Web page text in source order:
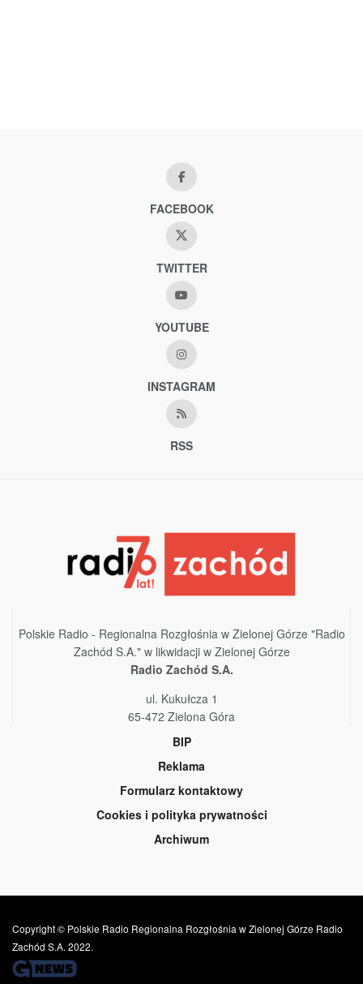
FACEBOOK
TWITTER
YOUTUBE
INSTAGRAM
RSS
Polskie Radio - Regionalna Rozgłośnia w Zielonej Górze "Radio
Zachód S.A." w likwidacji w Zielonej Górze
Radio Zachód S.A.
ul. Kukułcza 1
65-472 Zielona Góra
BIP
Reklama
Formularz kontaktowy
Cookies i polityka prywatności
Archiwum
Copyright © Polskie Radio Regionalna Rozgłośnia w Zielonej Górze Radio
Zachód S.A. 2022.